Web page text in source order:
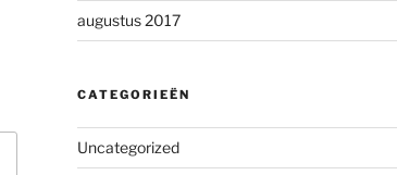
augustus 2017
CATEGORIEËN
Uncategorized